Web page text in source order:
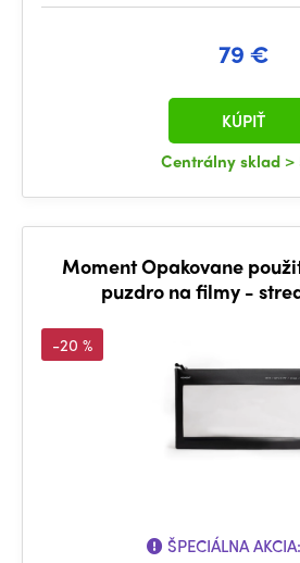
79 €
Centrálny sklad >
KÚPIŤ
Moment Opakovane
puzdro na filmy -
-20 %
ŠPECIÁLNA AKCIA: